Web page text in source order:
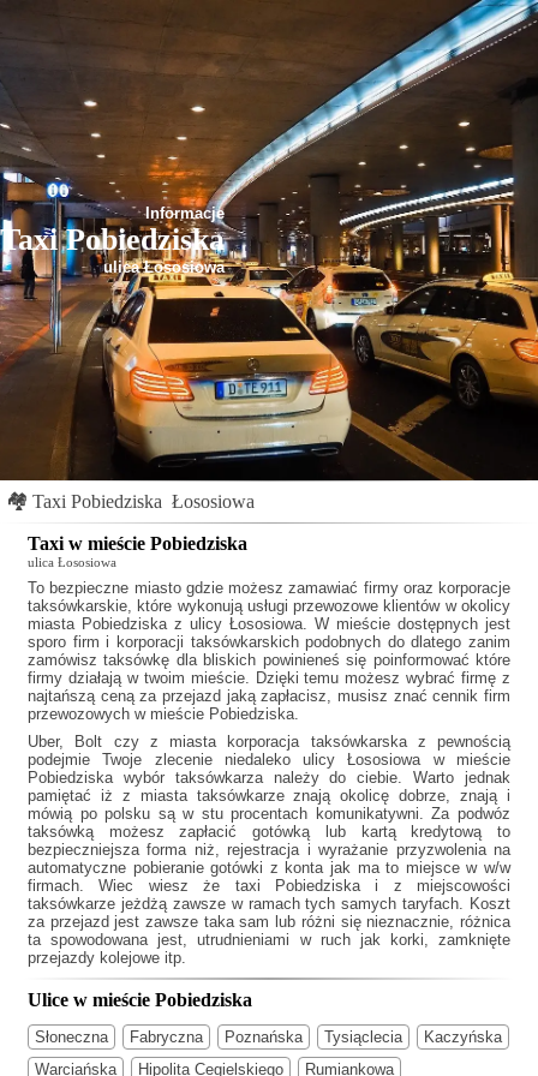
Informacje
Taxi Pobiedziska
ulica Łososiowa
🏘 Taxi Pobiedziska Łososiowa
Taxi w mieście Pobiedziska
ulica Łososiowa
To bezpieczne miasto gdzie możesz zamawiać firmy oraz korporacje
taksówkarskie, które wykonują usługi przewozowe klientów w okolicy
miasta Pobiedziska z ulicy Łososiowa. W mieście dostępnych jest
sporo firm i korporacji taksówkarskich podobnych dodlatego zanim
zamówisz taksówkę dla bliskich powinieneś się poinformować które
firmy działają w twoim mieście. Dzięki temu możesz wybrać firmę z
najtańszą ceną za przejazd jaką zapłacisz, musisz znać cennik firm
przewozowych w mieście Pobiedziska.
Uber, Bolt czy z miasta korporacja taksówkarska z pewnością
podejmie Twoje zlecenie niedaleko ulicy Łososiowa w mieście
Pobiedziska wybór taksówkarza należy do ciebie. Warto jednak
pamiętać iż z miasta taksówkarze znają okolicę dobrze, znają i
mówią po polsku są w stu procentach komunikatywni. Za podwóz
taksówką możesz zapłacić gotówką lub kartą kredytową to
bezpieczniejsza forma niż, rejestracja i wyrażanie przyzwolenia na
automatyczne pobieranie gotówki z konta jak ma to miejsce w w/w
firmach. Wiec wiesz że taxi Pobiedziskai z miejscowości
taksówkarze jeżdżą zawsze w ramach tych samych taryfach. Koszt
za przejazd jest zawsze taka sam lub różni się nieznacznie, różnica
ta spowodowana jest, utrudnieniami w ruch jak korki, zamknięte
przejazdy kolejowe itp.
Ulice w mieście Pobiedziska
Słoneczna Fabryczna Poznańska Tysiąclecia
Kaczyńska
Warciańska
Hipolita Cegielskiego Rumiankowa